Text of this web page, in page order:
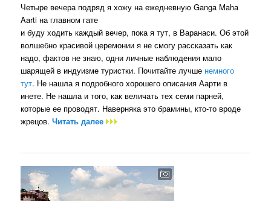
Четыре вечера подряд я хожу на ежедневную Ganga Maha
Aarti на главном гате
и буду ходить каждый вечер, пока я тут, в Варанаси. Об этой
волшебно красивой церемонии я не смогу рассказать как
надо, фактов не знаю, одни личные наблюдения мало
шарящей в индуизме туристки. Почитайте лучше немного
тут. Не нашла я подробного хорошего описания Аарти в
инете. Не нашла и того, как величать тех семи парней,
которые ее проводят. Наверняка это брамины, кто-то вроде
жрецов.Читать далее